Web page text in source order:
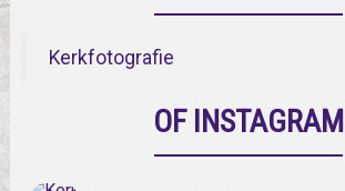
Kerkfotografie
OF INSTAGRAM